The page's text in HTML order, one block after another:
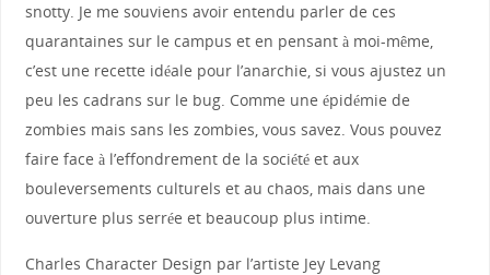
snotty. Je me souviens avoir entendu parler de ces
quarantaines sur le campus et en pensant à moi-même,
c’est une recette idéale pour l’anarchie, si vous ajustez un
peu les cadrans sur le bug. Comme une épidémie de
zombies mais sans les zombies, vous savez. Vous pouvez
faire face à l’effondrement de la société et aux
bouleversements culturels et au chaos, mais dans une
ouverture plus serrée et beaucoup plus intime.
Charles Character Design par l’artiste Jey Levang